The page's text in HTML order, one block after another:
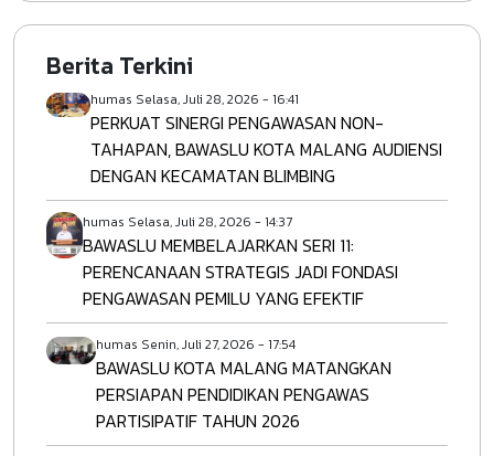
Berita Terkini
humas Selasa, Juli 28, 2026 - 16:41
PERKUAT SINERGI PENGAWASAN NON-
TAHAPAN, BAWASLU KOTA MALANG AUDIENSI
DENGAN KECAMATAN BLIMBING
humas Selasa, Juli 28, 2026 - 14:37
BAWASLU MEMBELAJARKAN SERI 11:
PERENCANAAN STRATEGIS JADI FONDASI
PENGAWASAN PEMILU YANG EFEKTIF
humas Senin, Juli 27, 2026 - 17:54
BAWASLU KOTA MALANG MATANGKAN
PERSIAPAN PENDIDIKAN PENGAWAS
PARTISIPATIF TAHUN 2026